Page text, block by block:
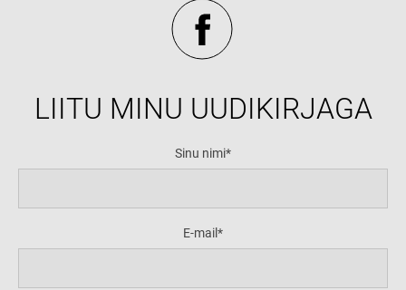
LIITU MINU UUDIKIRJAGA
Sinu nimi
E-mail